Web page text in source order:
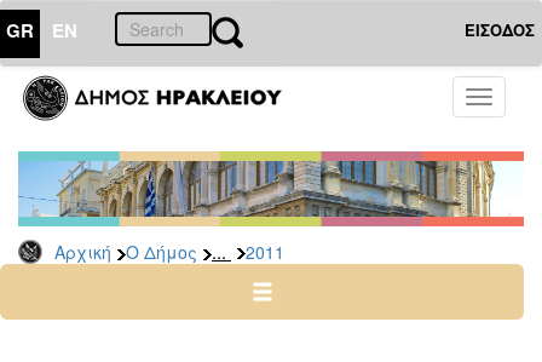
GR EN ΕΙΣΟΔΟΣ
Toggle
Αρχική Ο Δήμος ... 2011
ΔΗΜΟΣ
Δελτία
Τύπου
Αρχείο
2026
2024